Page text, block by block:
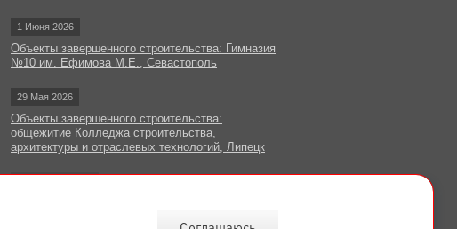
1 Июня 2026
Объекты завершенного строительства: Гимназия
№10 им. Ефимова М.Е., Севастополь
29 Мая 2026
Объекты завершенного строительства:
общежитие Колледжа строительства,
архитектуры и отраслевых технологий, Липецк